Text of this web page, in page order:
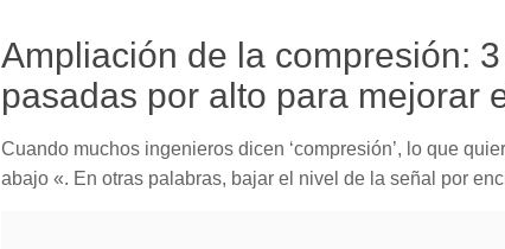
Ampliación de la compresión:
pasadas por alto para mejorar
Cuando muchos ingenieros dicen ‘compresión’, lo que
abajo «. En otras palabras, bajar el nivel de la señal por